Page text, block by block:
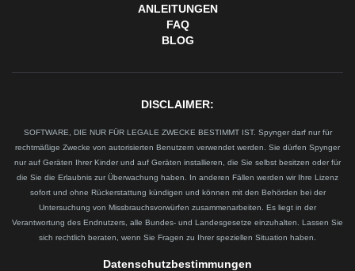
ANLEITUNGEN
FAQ
BLOG
DISCLAIMER:
SOFTWARE, DIE NUR FÜR LEGALE ZWECKE BESTIMMT IST. Spynger darf nur für
rechtmäßige Zwecke von autorisierten Benutzern verwendet werden. Sie dürfen Spynger
nur auf Geräten Ihrer Kinder und auf Geräten installieren, die Sie selbst besitzen oder für
die Sie die Erlaubnis zur Überwachung haben. In anderen Fällen werden wir Ihre Lizenz
sofort und ohne Rückerstattung kündigen und können mit den Behörden bei der
Untersuchung von Missbrauchsvorwürfen zusammenarbeiten. Es liegt in der
Verantwortung des Endnutzers, alle Bundes- und Landesgesetze einzuhalten. Lassen Sie
sich rechtlich beraten, wenn Sie Fragen zu Ihrer speziellen Situation haben.
Datenschutzbestimmungen